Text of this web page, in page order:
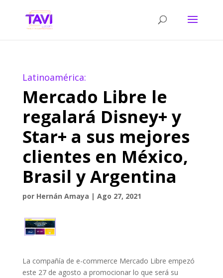
Latinoamérica:
Mercado Libre le
regalará Disney+ y
Star+ a sus mejores
clientes en México,
Brasil y Argentina
por Hernán Amaya | Ago 27, 2021
La compañía de e-commerce Mercado Libre empezó
este 27 de agosto a promocionar lo que será su